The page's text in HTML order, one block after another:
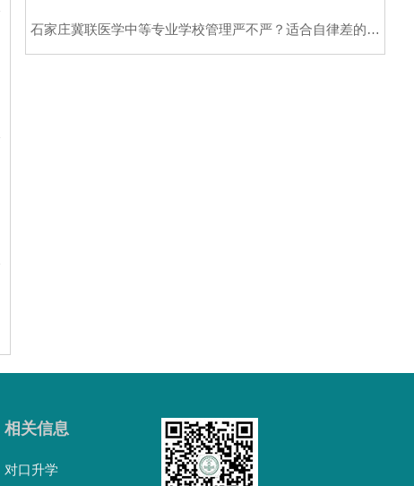
石家庄冀联医学中等专业学校管理严不严？适合自律差的孩子吗？
相关信息
对口升学